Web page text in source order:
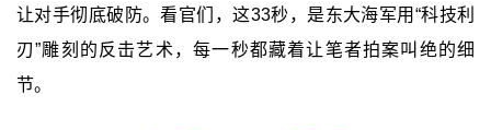
让对手彻底破防。看官们，这33秒，是东大海军用“科技利
刃”雕刻的反击艺术，每一秒都藏着让笔者拍案叫绝的细
节。